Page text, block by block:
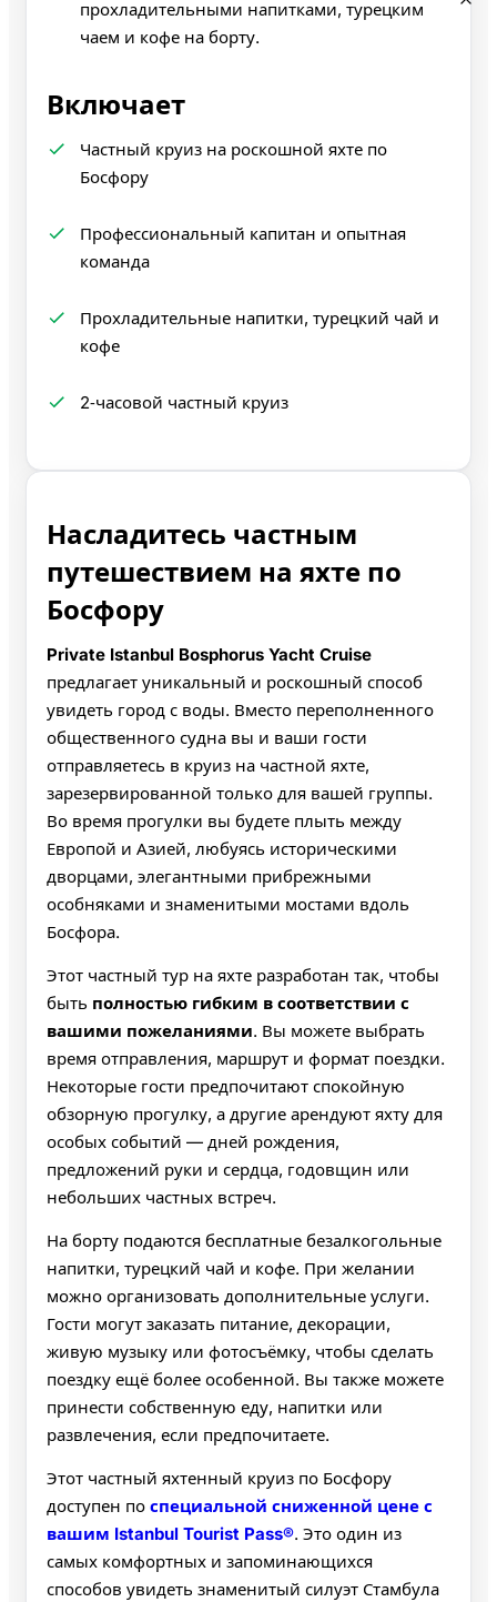
прохладительными напитками, турецким
чаем и кофе на борту.
Включает
Частный круиз на роскошной яхте по
Босфору
Профессиональный капитан и опытная
команда
Прохладительные напитки, турецкий чай и
кофе
2‑часовой частный круиз
Насладитесь частным
путешествием на яхте по
Босфору
Private Istanbul Bosphorus Yacht Cruise
предлагает уникальный и роскошный способ
увидеть город с воды. Вместо переполненного
общественного судна вы и ваши гости
отправляетесь в круиз на частной яхте,
зарезервированной только для вашей группы.
Во время прогулки вы будете плыть между
Европой и Азией, любуясь историческими
дворцами, элегантными прибрежными
особняками и знаменитыми мостами вдоль
Босфора.
Этот частный тур на яхте разработан так, чтобы
быть полностью гибким в соответствии с
вашими пожеланиями. Вы можете выбрать
время отправления, маршрут и формат поездки.
Некоторые гости предпочитают спокойную
обзорную прогулку, а другие арендуют яхту для
особых событий — дней рождения,
предложений руки и сердца, годовщин или
небольших частных встреч.
На борту подаются бесплатные безалкогольные
напитки, турецкий чай и кофе. При желании
можно организовать дополнительные услуги.
Гости могут заказать питание, декорации,
живую музыку или фотосъёмку, чтобы сделать
поездку ещё более особенной. Вы также можете
принести собственную еду, напитки или
развлечения, если предпочитаете.
Этот частный яхтенный круиз по Босфору
доступен по специальной сниженной цене с
вашим Istanbul Tourist Pass®. Это один из
самых комфортных и запоминающихся
способов увидеть знаменитый силуэт Стамбула